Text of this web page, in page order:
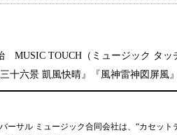
MUSIC TOUCH（ミュージック タッ
十六景 凱風快晴』『風神雷神図屏風
ーサル ミュージック合同会社は、“カセッ